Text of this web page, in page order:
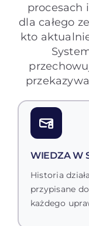
procesach
dla całego
kto
WIEDZA W
Historia
przypisane
każdego